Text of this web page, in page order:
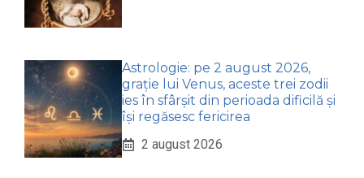
Astrologie: pe 2 august 2026,
grație lui Venus, aceste trei zodii
ies în sfârșit din perioada dificilă și
își regăsesc fericirea
2 august 2026